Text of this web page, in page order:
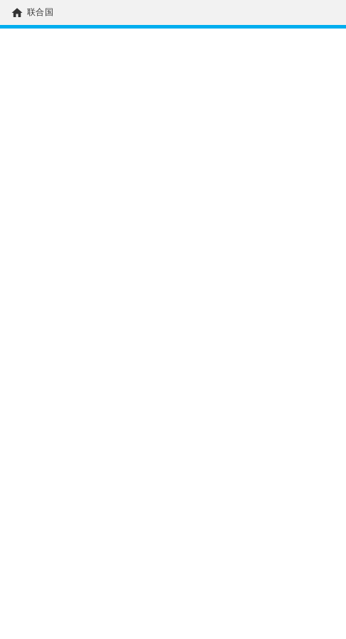
home 联合国